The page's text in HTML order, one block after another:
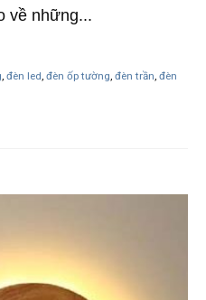
về những...
đèn led đèn ốp tường đèn trần đèn